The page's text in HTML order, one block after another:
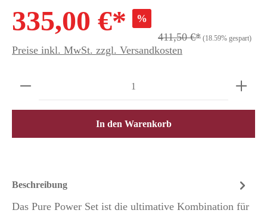
335,00 €*
%
411,50 €* (18.59% gespart)
Preise inkl. MwSt. zzgl. Versandkosten
Produkt Anzahl: Gib den gewünschten Wert
In den Warenkorb
Beschreibung
Das Pure Power Set ist die ultimative Kombination für